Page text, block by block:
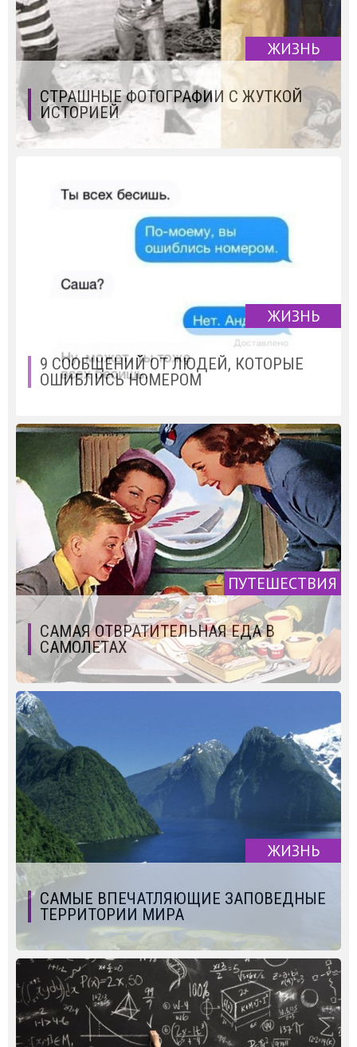
ЖИЗНЬ
СТРАШНЫЕ ФОТОГРАФИИ С ЖУТКОЙ
ИСТОРИЕЙ
ЖИЗНЬ
9 СООБЩЕНИЙ ОТ ЛЮДЕЙ, КОТОРЫЕ
ОШИБЛИСЬ НОМЕРОМ
ПУТЕШЕСТВИЯ
САМАЯ ОТВРАТИТЕЛЬНАЯ ЕДА В
САМОЛЕТАХ
ЖИЗНЬ
САМЫЕ ВПЕЧАТЛЯЮЩИЕ ЗАПОВЕДНЫЕ
ТЕРРИТОРИИ МИРА